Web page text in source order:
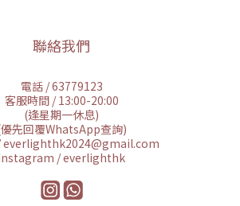
聯絡我們
電話 / 63779123
客服時間 / 13:00-20:00
(逢星期一休息)
先回覆WhatsApp查詢)
everlighthk2024@gmail.com
/ everlighthk